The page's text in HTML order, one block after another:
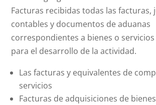
Facturas recibidas todas las facturas,
contables y documentos de aduanas
correspondientes a bienes o
para el desarrollo de la actividad.
Las facturas y equivalentes de
servicios
Facturas de adquisiciones de bienes